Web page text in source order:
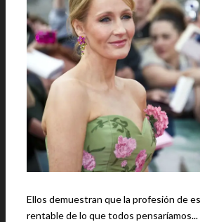
Ellos demuestran que la profesión de
rentable de lo que todos pensaríamos... Muchos de sus